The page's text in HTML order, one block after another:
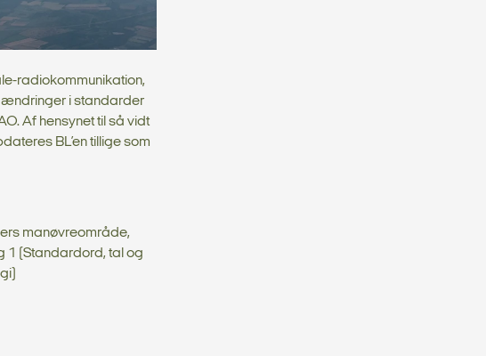
radiokommunikation,
ændringer i standarder
Af hensynet til så vidt
BL’en tillige som
manøvreområde,
1 (Standardord, tal og